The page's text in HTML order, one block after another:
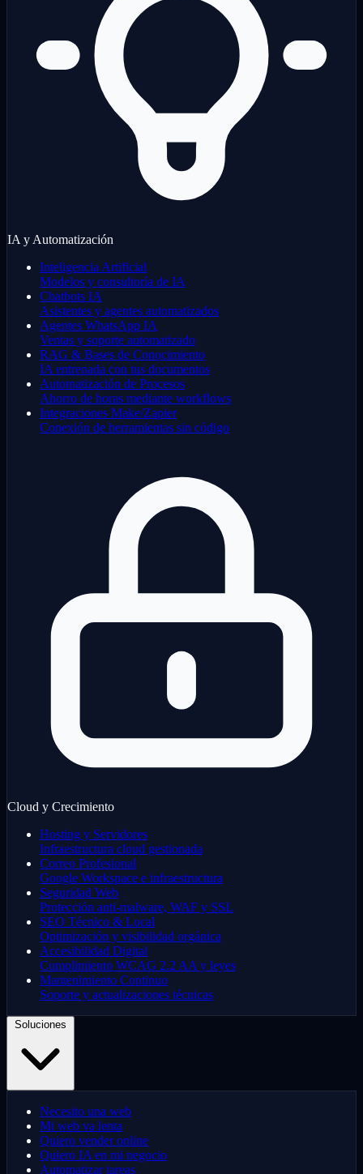
IA y Automatización
Inteligencia Artificial
Modelos y consultoría de IA
Chatbots IA
Asistentes y agentes automatizados
Agentes WhatsApp IA
Ventas y soporte automatizado
RAG & Bases de Conocimiento
IA entrenada con tus documentos
Automatización de Procesos
Ahorro de horas mediante workflows
Integraciones Make/Zapier
Conexión de herramientas sin código
Cloud y Crecimiento
Hosting y Servidores
Infraestructura cloud gestionada
Correo Profesional
Google Workspace e infraestructura
Seguridad Web
Protección anti-malware, WAF y SSL
SEO Técnico & Local
Optimización y visibilidad orgánica
Accesibilidad Digital
Cumplimiento WCAG 2.2 AA y leyes
Mantenimiento Continuo
Soporte y actualizaciones técnicas
Necesito una web
Mi web va lenta
Quiero vender online
Quiero IA en mi negocio
Automatizar tareas